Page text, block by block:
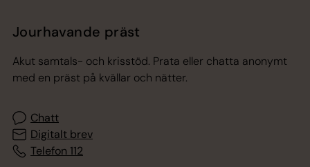
Jourhavande präst
Akut samtals- och krisstöd. Prata eller chatta anonymt
med en präst på kvällar och nätter.
Chatt
Digitalt brev
Telefon 112